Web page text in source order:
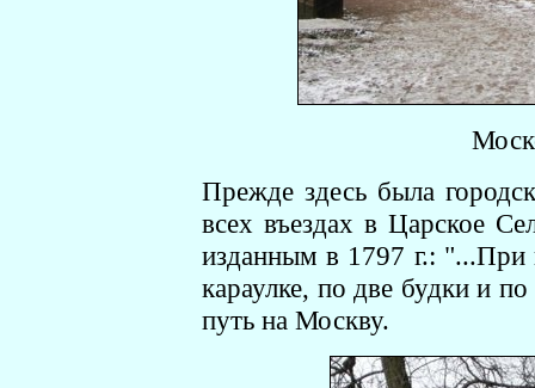
Прежде здесь была
всех въездах в Царское
изданным в 1797 г.: "...При
караулке, по две будки и
путь на Москву.